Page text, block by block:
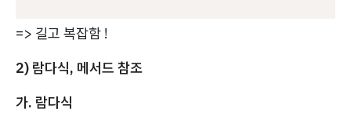
=> 길고 복잡함 !
2) 람다식, 메서드 참조
가. 람다식